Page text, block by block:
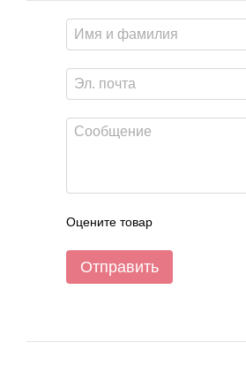
Оцените товар
Отправить